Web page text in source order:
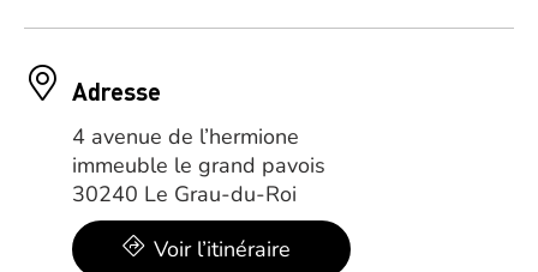
Adresse
4 avenue de l’hermione
immeuble le grand pavois
30240 Le Grau-du-Roi
Voir l’itinéraire